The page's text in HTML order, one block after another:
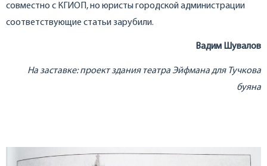
совместно с КГИОП, но юристы городской администрации
соответствующие статьи зарубили.
Вадим Шувалов
На заставке: проект здания театра Эйфмана для Тучкова
буяна